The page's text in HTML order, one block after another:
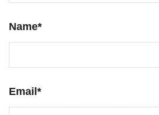
Name*
Email *